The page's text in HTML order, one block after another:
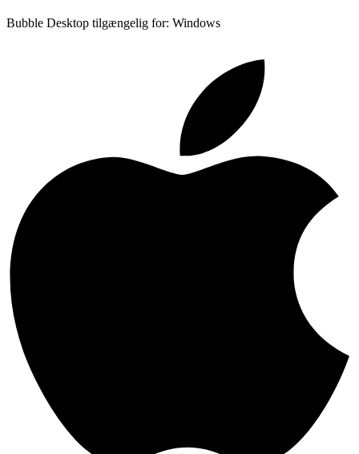
Bubble Desktop tilgængelig for: Windows